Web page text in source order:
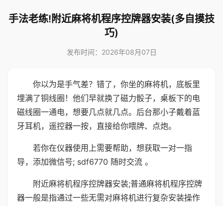
手法老练!附近麻将机程序控牌器安装(多自摸技
巧)
发布时间：2026年08月07日
你以为是手气差？错了，你坐的麻将机，底板里
埋满了铜线圈！他们早就换了磁力骰子，桌板下的电
磁线圈一通电，想要几点就几点。后台那小子戴着蓝
牙耳机，遥控器一按，直接给你喂牌、点炮。
若你在仪器使用上需要帮助，想获取一对一指
导，添加微信号; sdf6770 随时交流 。
附近麻将机程序控牌器安装;普通麻将机程序控牌
器一般是指通过一些无需对麻将机进行复杂安装操作